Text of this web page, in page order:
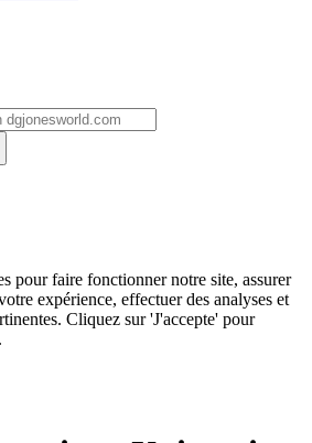
pour faire fonctionner notre site, assurer
expérience, effectuer des analyses et
Cliquez sur 'J'accepte' pour